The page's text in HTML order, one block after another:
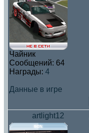
Чайник
Сообщений: 64
Награды: 4
Данные в игре
artlight12